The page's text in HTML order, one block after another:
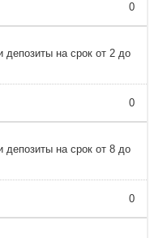
0
на срок от 2 до
0
на срок от 8 до
0